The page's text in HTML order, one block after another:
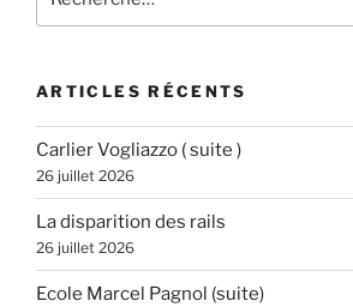
pour
ARTICLES RÉCENTS
Carlier Vogliazzo ( suite )
26 juillet 2026
La disparition des rails
26 juillet 2026
Ecole Marcel Pagnol (suite)